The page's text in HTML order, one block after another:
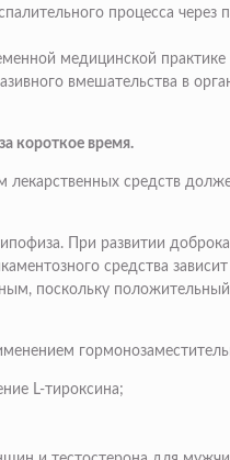
процесса через
медицинской
вмешательства в
короткое время.
средств
При развитии
средства
поскольку
L-тироксина;